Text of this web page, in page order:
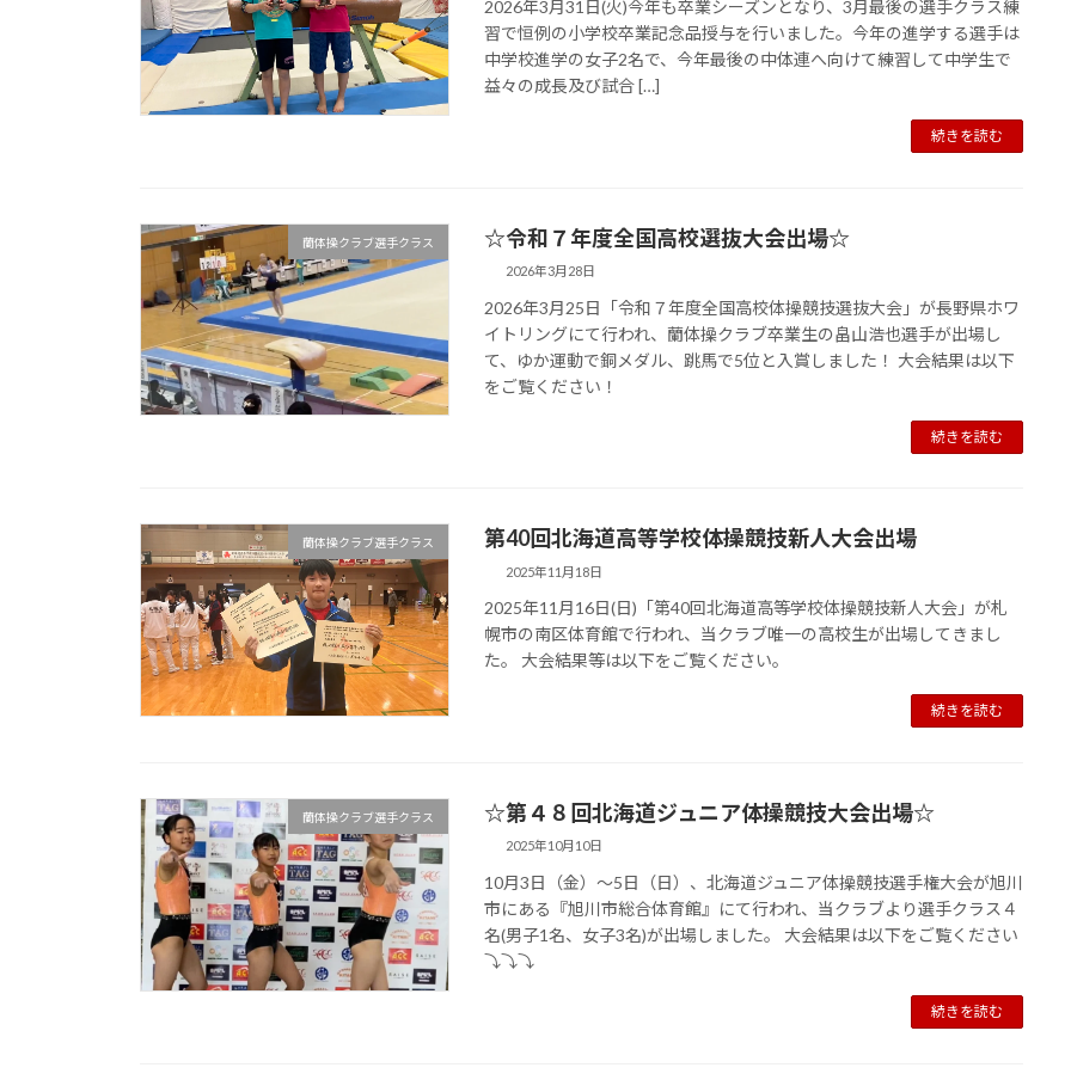
2026年3月31日(火)今年も卒業シーズンとなり、3月最後の選手クラス練
習で恒例の小学校卒業記念品授与を行いました。今年の進学する選手は
中学校進学の女子2名で、今年最後の中体連へ向けて練習して中学生で
益々の成長及び試合 […]
続きを読む
蘭体操クラブ選手クラス ☆令和７年度全国高校選抜大会出場☆
2026年3月28日
2026年3月25日「令和７年度全国高校体操競技選抜大会」が長野県ホワ
イトリングにて行われ、蘭体操クラブ卒業生の畠山浩也選手が出場し
て、ゆか運動で銅メダル、跳馬で5位と入賞しました！ 大会結果は以下
をご覧ください！
続きを読む
蘭体操クラブ選手クラス 第40回北海道高等学校体操競技新人大会出場
2025年11月18日
2025年11月16日(日)「第40回北海道高等学校体操競技新人大会」が札
幌市の南区体育館で行われ、当クラブ唯一の高校生が出場してきまし
た。 大会結果等は以下をご覧ください。
続きを読む
蘭体操クラブ選手クラス ☆第４８回北海道ジュニア体操競技大会出場☆
2025年10月10日
10月3日（金）～5日（日）、北海道ジュニア体操競技選手権大会が旭川
市にある『旭川市総合体育館』にて行われ、当クラブより選手クラス４
名(男子1名、女子3名)が出場しました。 大会結果は以下をご覧ください
⤵︎⤵︎⤵︎
続きを読む